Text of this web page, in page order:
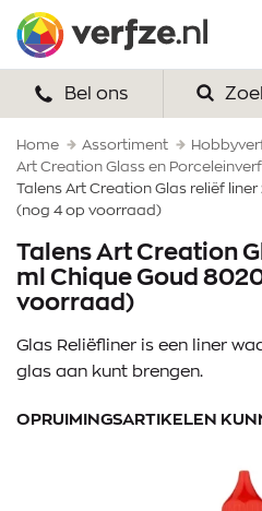
naar
content
HOME
VERF
VERFSETS
TEKENEN
VERFSPULLEN
INSPIRATIE
Bel ons
Home Assortiment
Art Creation Glass en
Talens Art Creation Glas reliëf
(nog 4 op voorraad)
Talens Art Creation
ml Chique Goud
voorraad)
Glas Reliëfliner is een liner
glas aan kunt brengen.
OPRUIMINGSARTIKELEN